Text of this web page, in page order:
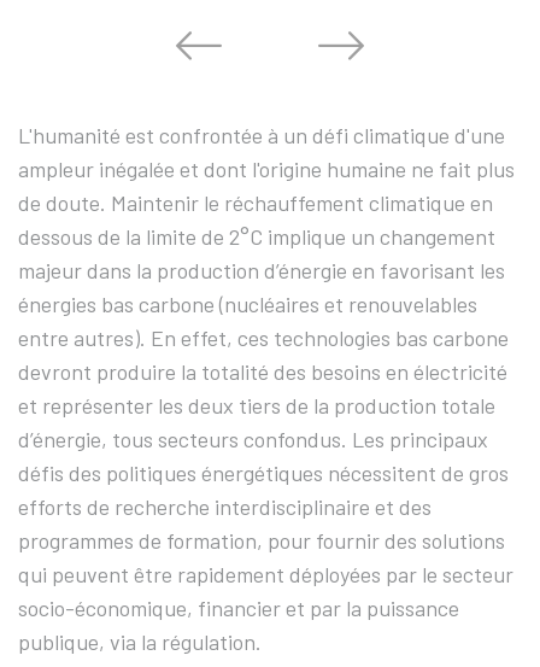
L'humanité est confrontée à un défi climatique d'une
ampleur inégalée et dont l'origine humaine ne fait plus
de doute. Maintenir le réchauffement climatique en
dessous de la limite de 2°C implique un changement
majeur dans la production d’énergie en favorisant les
énergies bas carbone (nucléaires et renouvelables
entre autres). En effet, ces technologies bas carbone
devront produire la totalité des besoins en électricité
et représenter les deux tiers de la production totale
d’énergie, tous secteurs confondus. Les principaux
défis des politiques énergétiques nécessitent de gros
efforts de recherche interdisciplinaire et des
programmes de formation, pour fournir des solutions
qui peuvent être rapidement déployées par le secteur
socio-économique, financier et par la puissance
publique, via la régulation.